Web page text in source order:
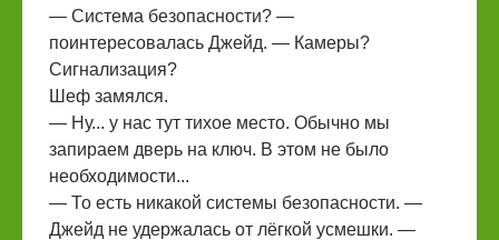
— Система безопасности? —
поинтересовалась Джейд. — Камеры?
Сигнализация?
Шеф замялся.
— Ну... у нас тут тихое место. Обычно мы
запираем дверь на ключ. В этом не было
необходимости...
— То есть никакой системы безопасности. —
Джейд не удержалась от лёгкой усмешки. —